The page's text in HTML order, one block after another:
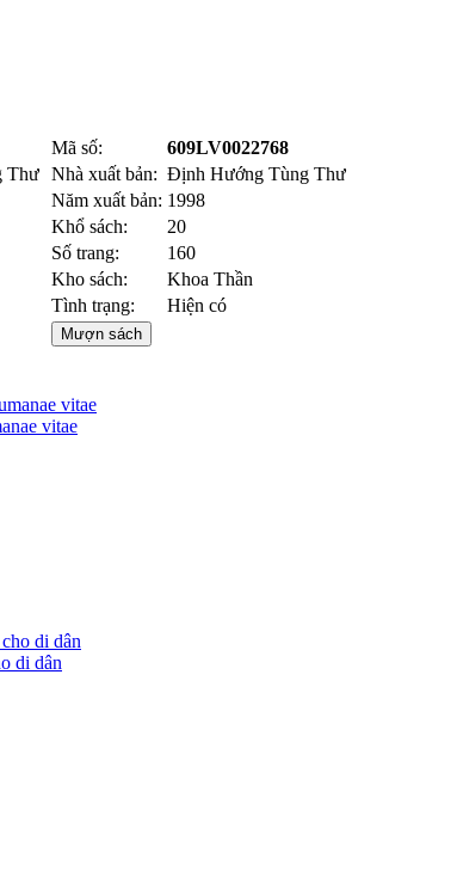
Thư
Mã số:
609LV0022768
Nhà xuất bản: Định Hướng Tùng Thư
Năm xuất bản: 1998
Khổ sách:
20
Số trang:
160
Kho sách:
Khoa Thần
Tình trạng:
Hiện có
Mượn sách
vitae
di dân